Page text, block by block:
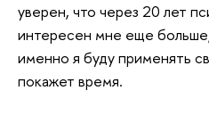
уверен, что через 20 лет
интересен мне еще
именно я буду применять
покажет время.